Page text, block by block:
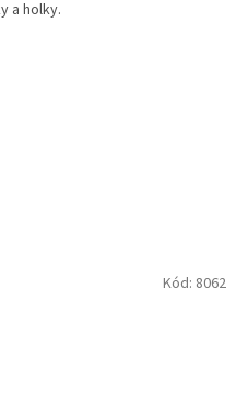
a holky.
Kód: 8062